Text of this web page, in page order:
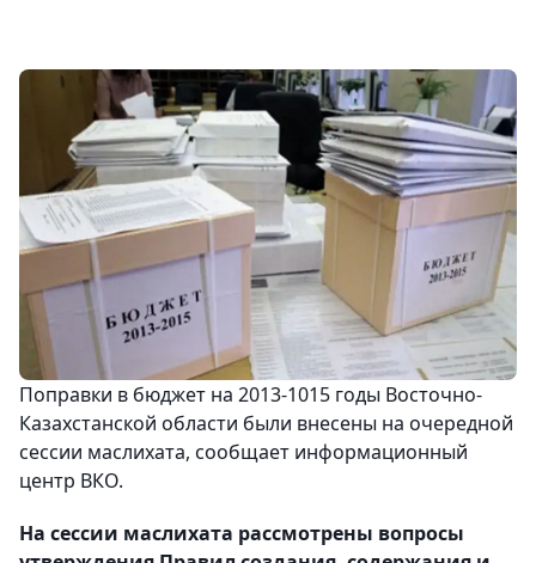
Поправки в бюджет на 2013-1015 годы Восточно-
Казахстанской области были внесены на очередной
сессии маслихата, сообщает информационный
центр ВКО.
На сессии маслихата рассмотрены вопросы